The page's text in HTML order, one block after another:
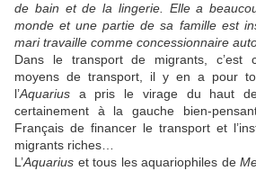
de bain et de la lingerie. Elle a
monde et une partie de sa famille est
mari travaille comme concessionnaire
Dans le transport de migrants, c’est
moyens de transport, il y en a pour
l’Aquarius a pris le virage du haut
certainement à la gauche bien-
Français de financer le transport et
migrants riches…
L’Aquarius et tous les aquariophiles de